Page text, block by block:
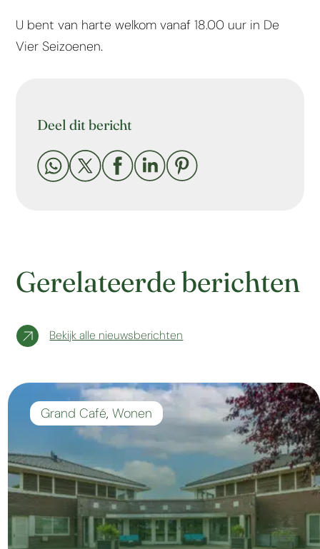
U bent van harte welkom vanaf 18.00 uur in De
Vier Seizoenen.
Deel dit bericht
    
Gerelateerde berichten
Bekijk alle nieuwsberichten
Grand Café,Wonen